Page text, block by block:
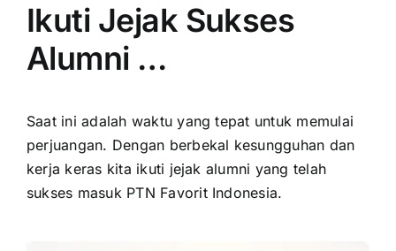
Ikuti Jejak Sukses
Alumni …
Saat ini adalah waktu yang tepat untuk memulai
perjuangan. Dengan berbekal kesungguhan dan
kerja keras kita ikuti jejak alumni yang telah
sukses masuk PTN Favorit Indonesia.